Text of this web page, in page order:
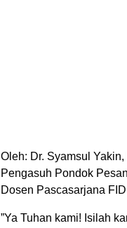
Oleh: Dr. Syamsul Yakin,
Pengasuh Pondok
Dosen Pascasarjana
”Ya Tuhan kami! Isilah